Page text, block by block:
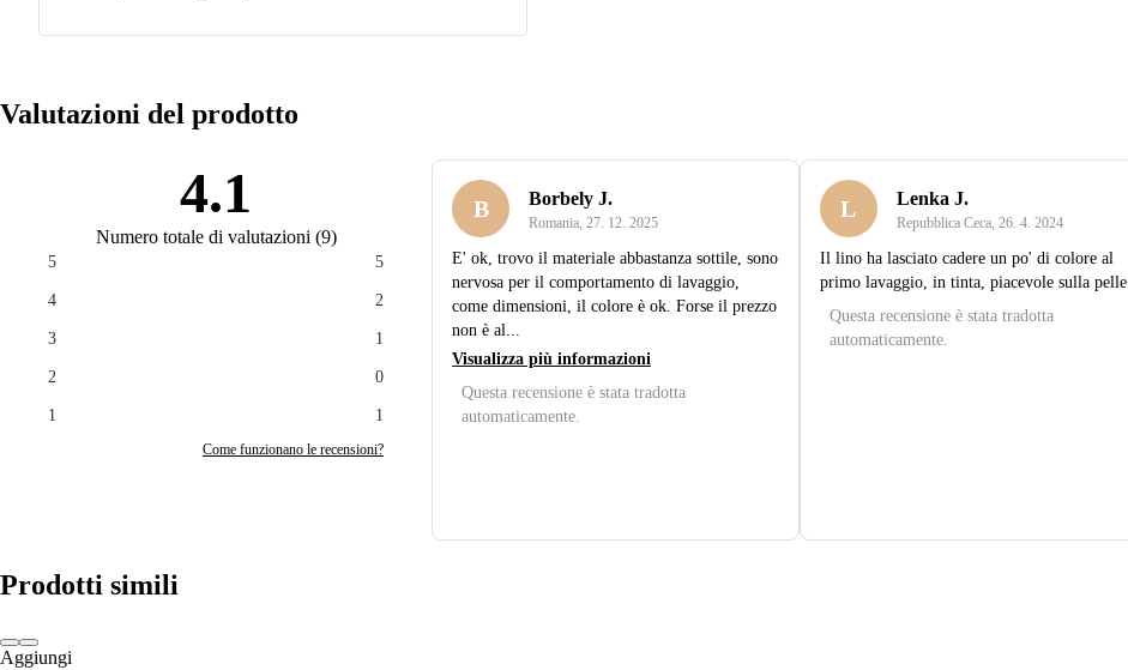
Valutazioni del prodotto
4.1
Numero totale di valutazioni (9)
5 5
4 2
3 1
2 0
1 1
Come funzionano le recensioni?
B Borbely J.
Romania, 27. 12. 2025
E' ok, trovo il materiale abbastanza sottile, sono
nervosa per il comportamento di lavaggio,
come dimensioni, il colore è ok. Forse il prezzo
non è al...
Visualizza più informazioni
Questa recensione è stata tradotta
automaticamente.
L Lenka J.
Repubblica Ceca, 26. 4. 2024
Il lino ha lasciato cadere un po' di colore al
primo lavaggio, in tinta, piacevole sulla pelle.
Questa recensione è stata tradotta
automaticamente.
Prodotti simili
Aggiungi